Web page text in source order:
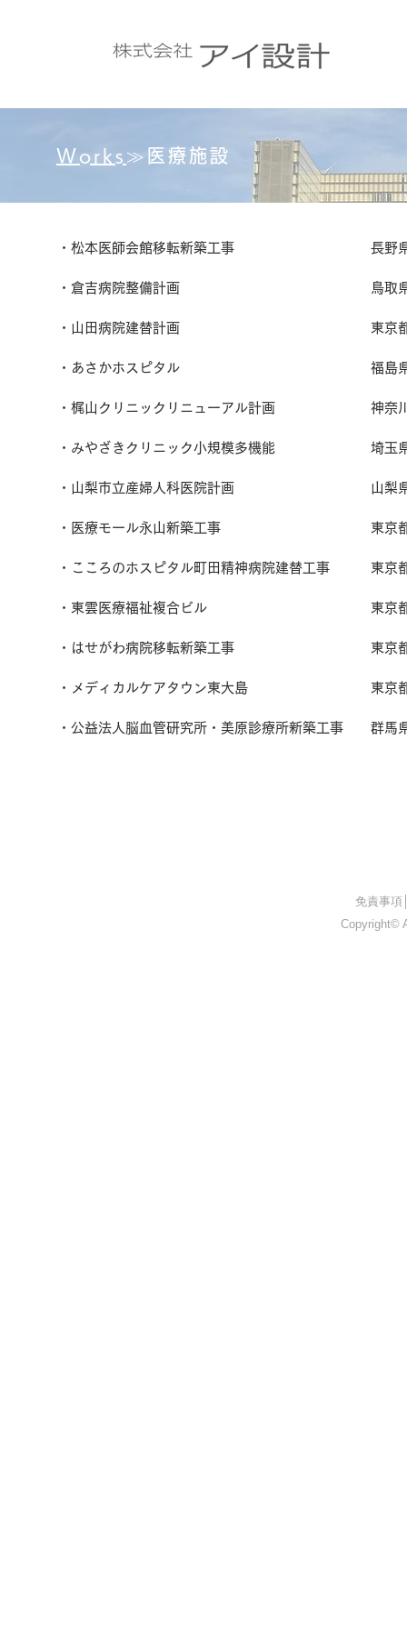
​Works ≫医療施設
・松本医師会館移転新築工事 長野
・倉吉病院整備計画 鳥取
・山田病院建替計画 東京都
・あさかホスピタル 福島県
・梶山クリニックリニューアル計画
・みやざきクリニック小規模多機
・山梨市立産婦人科医院計画 山
・医療モール永山新築工事 東
・こころのホスピタル町田精神病院建替
・東雲医療福祉複合ビル 東京
・はせがわ病院移転新築工事 東
・メディカルケアタウン東大島
・公益法人脳血管研究所・美原診療所新
​免責事項
Copyright©